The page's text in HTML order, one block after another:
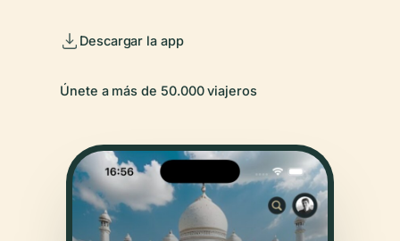
Descargar la app
Únete a más de 50.000 viajeros